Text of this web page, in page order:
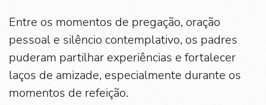
Entre os momentos de pregação, oração
pessoal e silêncio contemplativo, os padres
puderam partilhar experiências e fortalecer
laços de amizade, especialmente durante os
momentos de refeição.